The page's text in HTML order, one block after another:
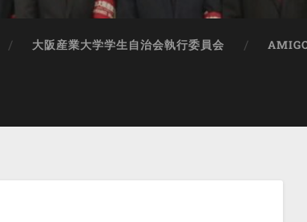
大阪産業大学学生自治会執行委員会